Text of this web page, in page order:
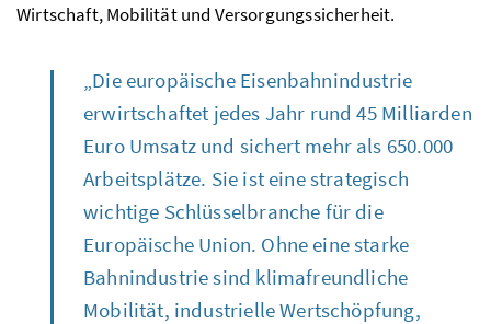
Wirtschaft, Mobilität und Versorgungssicherheit.
„Die europäische Eisenbahnindustrie
erwirtschaftet jedes Jahr rund 45 Milliarden
Euro Umsatz und sichert mehr als 650.000
Arbeitsplätze. Sie ist eine strategisch
wichtige Schlüsselbranche für die
Europäische Union. Ohne eine starke
Bahnindustrie sind klimafreundliche
Mobilität, industrielle Wertschöpfung,